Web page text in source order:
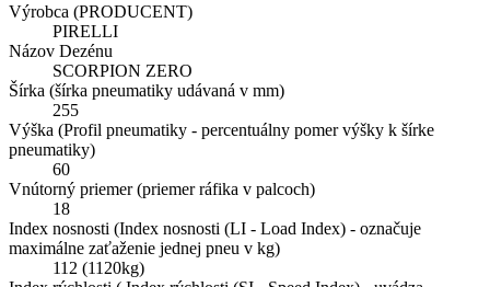
Výrobca (PRODUCENT)
PIRELLI
Názov Dezénu
SCORPION ZERO
Šírka (šírka pneumatiky udávaná v mm)
255
Výška (Profil pneumatiky - percentuálny pomer výšky k šírke
pneumatiky)
60
Vnútorný priemer (priemer ráfika v palcoch)
18
Index nosnosti (Index nosnosti (LI - Load Index) - označuje
maximálne zaťaženie jednej pneu v kg)
112 (1120kg)